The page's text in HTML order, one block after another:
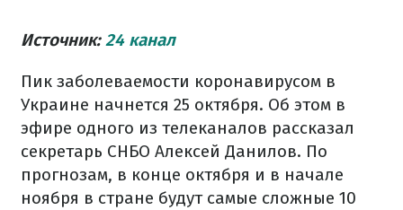
Источник:24 канал
Пик заболеваемости коронавирусом в
Украине начнется 25 октября. Об этом в
эфире одного из телеканалов рассказал
секретарь СНБО Алексей Данилов. По
прогнозам, в конце октября и в начале
ноября в стране будут самые сложные 10